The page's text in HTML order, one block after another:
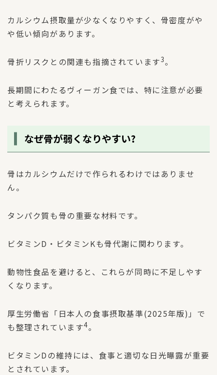
カルシウム摂取量が少なくなりやすく、骨密度がや
や低い傾向があります。
骨折リスクとの関連も指摘されています3。
長期間にわたるヴィーガン食では、特に注意が必要
と考えられます。
なぜ骨が弱くなりやすい?
骨はカルシウムだけで作られるわけではありませ
ん。
タンパク質も骨の重要な材料です。
ビタミンD・ビタミンKも骨代謝に関わります。
動物性食品を避けると、これらが同時に不足しやす
くなります。
厚生労働省「日本人の食事摂取基準(2025年版)」で
も整理されています4。
ビタミンDの維持には、食事と適切な日光曝露が重要
とされています。